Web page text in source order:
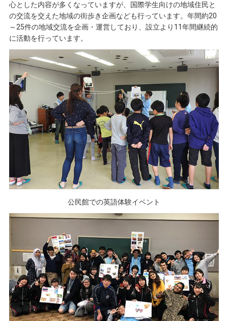
心とした内容が多くなっていますが、国際学生向けの地域住民と
の交流を交えた地域の街歩き企画なども行っています。年間約20
～25件の地域交流を企画・運営しており、設立より11年間継続的
に活動を行っています。
公民館での英語体験イベント